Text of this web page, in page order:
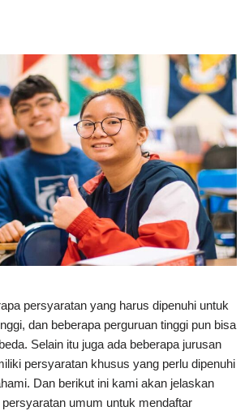
persyaratan yang harus dipenuhi untuk
dan beberapa perguruan tinggi pun bisa
Selain itu juga ada beberapa jurusan
persyaratan khusus yang perlu dipenuhi
Dan berikut ini kami akan jelaskan
umum untuk mendaftar